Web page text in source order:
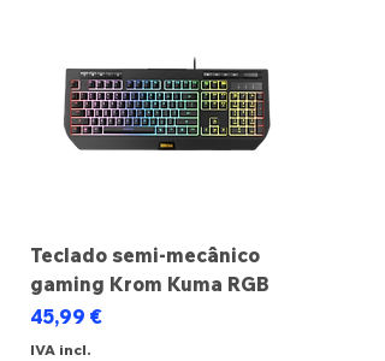
Teclado semi-mecânico
gaming Krom Kuma RGB
Preço
45,99 €
IVA incl.